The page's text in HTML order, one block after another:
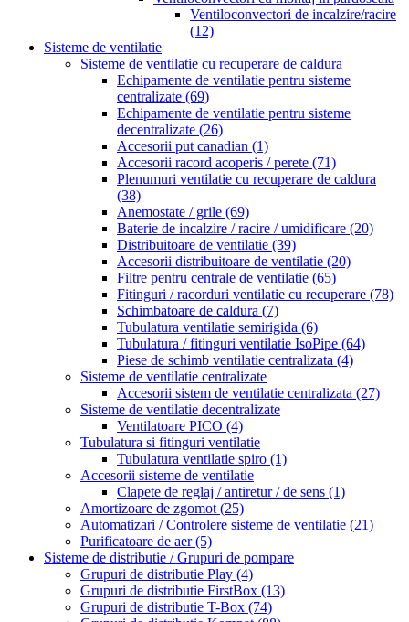
Ventiloconvectori de incalzire/racire
(12)
Sisteme de ventilatie
Sisteme de ventilatie cu recuperare de caldura
Echipamente de ventilatie pentru sisteme
centralizate (69)
Echipamente de ventilatie pentru sisteme
decentralizate (26)
Accesorii put canadian (1)
Accesorii racord acoperis / perete (71)
Plenumuri ventilatie cu recuperare de caldura
(38)
Anemostate / grile (69)
Baterie de incalzire / racire / umidificare (20)
Distribuitoare de ventilatie (39)
Accesorii distribuitoare de ventilatie (20)
Filtre pentru centrale de ventilatie (65)
Fitinguri / racorduri ventilatie cu recuperare (78)
Schimbatoare de caldura (7)
Tubulatura ventilatie semirigida (6)
Tubulatura / fitinguri ventilatie IsoPipe (64)
Piese de schimb ventilatie centralizata (4)
Sisteme de ventilatie centralizate
Accesorii sistem de ventilatie centralizata (27)
Sisteme de ventilatie decentralizate
Ventilatoare PICO (4)
Tubulatura si fitinguri ventilatie
Tubulatura ventilatie spiro (1)
Accesorii sisteme de ventilatie
Clapete de reglaj / antiretur / de sens (1)
Amortizoare de zgomot (25)
Automatizari / Controlere sisteme de ventilatie (21)
Purificatoare de aer(5)
Sisteme de distributie / Grupuri de pompare
Grupuri de distributie Play (4)
Grupuri de distributie FirstBox (13)
Grupuri de distributie T-Box (74)